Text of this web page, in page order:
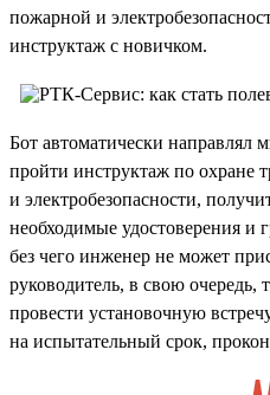
пожарной и
инструктаж с новичком.
Бот автоматически направлял
пройти инструктаж по охране
и электробезопасности,
необходимые удостоверения и
без чего инженер не может
руководитель, в свою очередь,
провести установочную
на испытательный срок,